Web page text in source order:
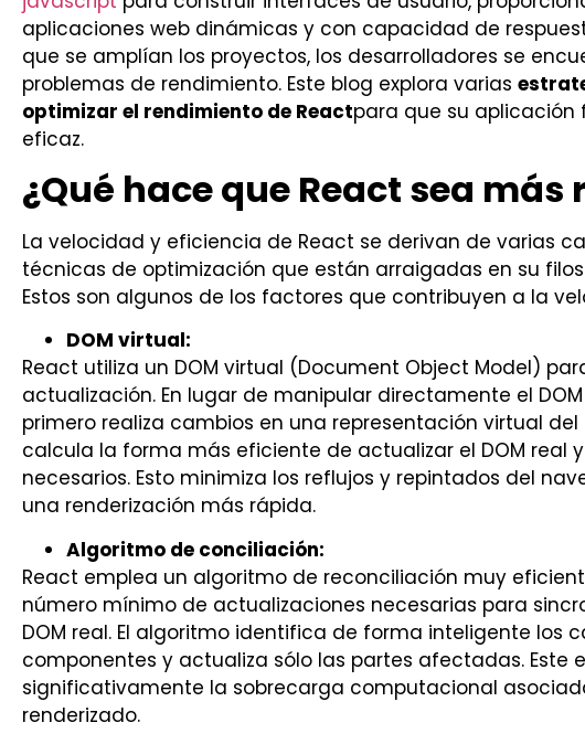
aplicaciones web dinámicas y con capacidad de
que se amplían los proyectos, los desarrolladores se
problemas de rendimiento. Este blog explora varias
optimizar el rendimiento de Reactpara que su
eficaz.
¿Qué hace que React sea más
La velocidad y eficiencia de React se derivan de varias
técnicas de optimización que están arraigadas en su
Estos son algunos de los factores que contribuyen a la
DOM virtual:
React utiliza un DOM virtual (Document Object Model)
actualización. En lugar de manipular directamente el
primero realiza cambios en una representación virtual del
calcula la forma más eficiente de actualizar el DOM real
necesarios. Esto minimiza los reflujos y repintados del
una renderización más rápida.
Algoritmo de conciliación:
React emplea un algoritmo de reconciliación muy
número mínimo de actualizaciones necesarias para
DOM real. El algoritmo identifica de forma inteligente los
componentes y actualiza sólo las partes afectadas. Este
significativamente la sobrecarga computacional
renderizado.